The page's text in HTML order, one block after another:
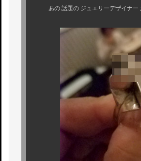
あの 話題の ジュエリーデザイナー が